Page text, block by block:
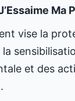
Ma
vise la
et des